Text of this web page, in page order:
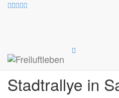
Outdoor- und
Übungen
Stadtrallye in